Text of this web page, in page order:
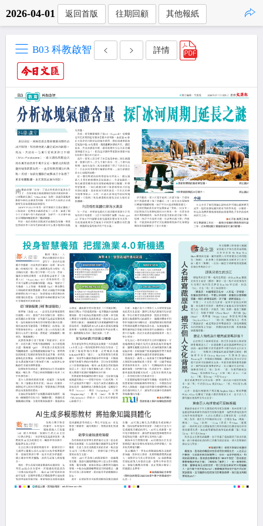
2026-04-01 返回首版 往期回顧 其他報紙
B03 科教啟智 詳情
點擊複製